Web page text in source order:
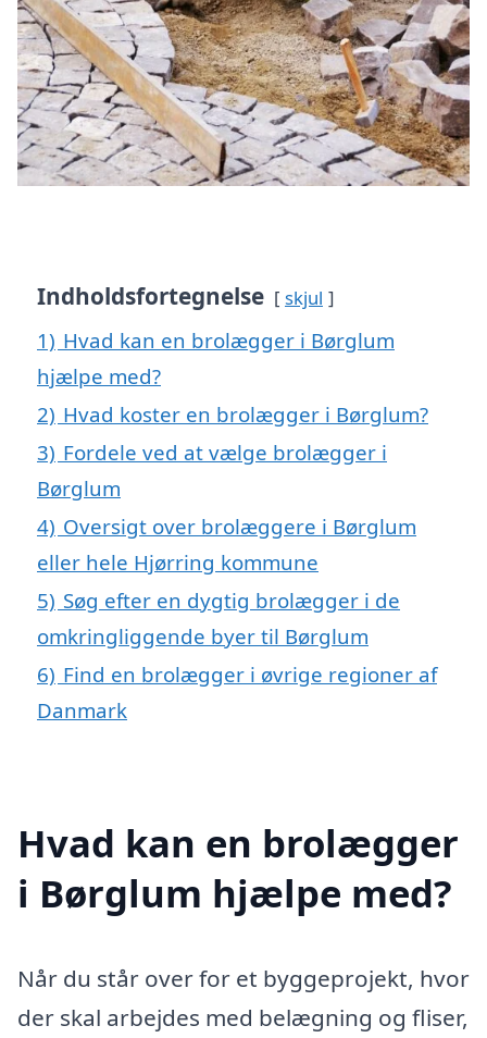
Indholdsfortegnelse skjul
1) Hvad kan en brolægger i Børglum
hjælpe med?
2) Hvad koster en brolægger i Børglum?
3) Fordele ved at vælge brolægger i
Børglum
4) Oversigt over brolæggere i Børglum
eller hele Hjørring kommune
5) Søg efter en dygtig brolægger i de
omkringliggende byer til Børglum
6) Find en brolægger i øvrige regioner af
Danmark
Hvad kan en brolægger
i Børglum hjælpe med?
Når du står over for et byggeprojekt, hvor
der skal arbejdes med belægning og fliser,